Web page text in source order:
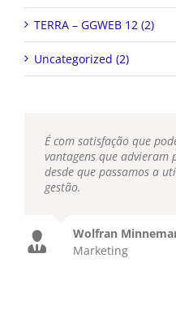
TERRA – GGWEB 12 (2)
Uncategorized (2)
É com satisfação que
vantagens que advieram
desde que passamos a
gestão.
Wolfran
Marketing